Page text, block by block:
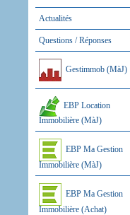
Actualités
Questions / Réponses
Gestimmob (MàJ)
EBP Location
Immobilière (MàJ)
EBP Ma Gestion
Immobilière (MàJ)
EBP Ma Gestion
Immobilière (Achat)